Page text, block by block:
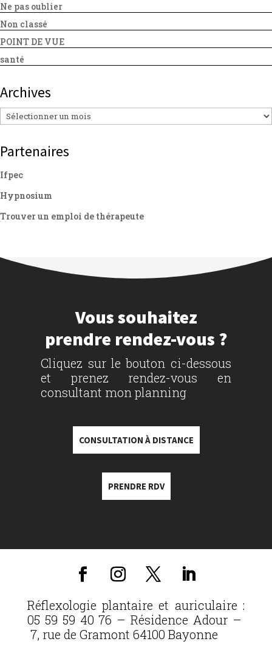
Ne pas oublier
Non classé
POINT DE VUE
santé
Archives
Archives
Partenaires
Ifpec
Hypnosium
Trouver un emploi de thérapeute
Vous souhaitez
prendre rendez-vous ?
Cliquez sur le bouton ci-dessous
et prenez rendez-vous en
consultant mon planning
CONSULTATION À DISTANCE
PRENDRE RDV
Réflexologie plantaire et auriculaire :
05 59 59 40 76 – Résidence Adour –
7, rue de Gramont 64100 Bayonne